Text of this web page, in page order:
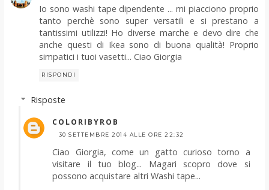
Io sono washi tape dipendente ... mi piacciono proprio
tanto perchè sono super versatili e si prestano a
tantissimi utilizzi! Ho diverse marche e devo dire che
anche questi di Ikea sono di buona qualità! Proprio
simpatici i tuoi vasetti... Ciao Giorgia
RISPONDI
Risposte
COLORIBYROB
30 SETTEMBRE 2014 ALLE ORE 22:32
Ciao Giorgia, come un gatto curioso torno a
visitare il tuo blog... Magari scopro dove si
possono acquistare altri Washi tape...